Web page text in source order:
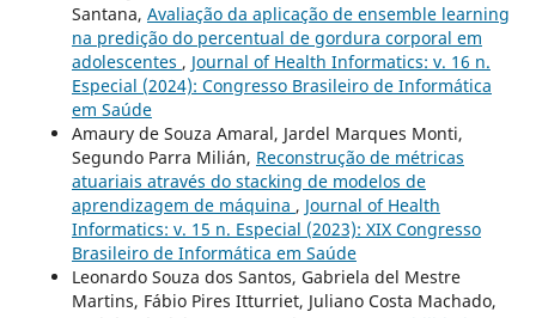
Santana, Avaliação da aplicação de ensemble learning
na predição do percentual de gordura corporal em
adolescentes , Journal of Health Informatics: v. 16 n.
Especial (2024): Congresso Brasileiro de Informática
em Saúde
Amaury de Souza Amaral, Jardel Marques Monti,
Segundo Parra Milián, Reconstrução de métricas
atuariais através do stacking de modelos de
aprendizagem de máquina , Journal of Health
Informatics: v. 15 n. Especial (2023): XIX Congresso
Brasileiro de Informática em Saúde
Leonardo Souza dos Santos, Gabriela del Mestre
Martins, Fábio Pires Itturriet, Juliano Costa Machado,